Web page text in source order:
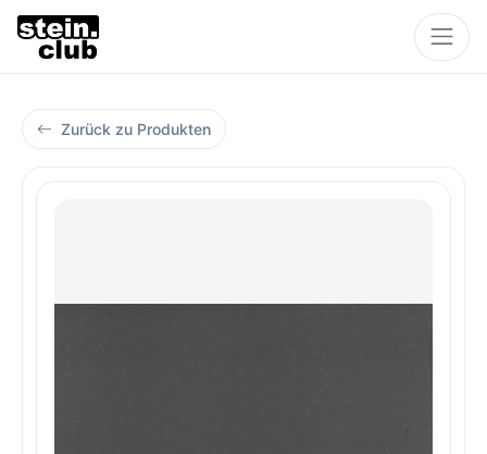
Zurück zu Produkten